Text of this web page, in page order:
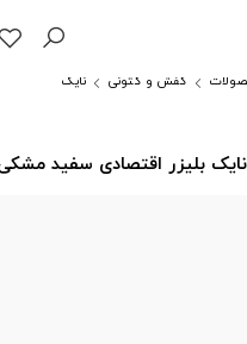
کفش و کتونی
نایک
بلیزر اقتصادی سفید مشکی